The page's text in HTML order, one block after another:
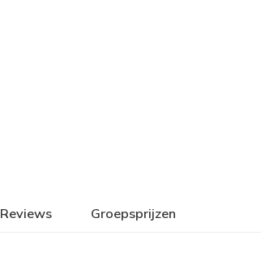
Reviews Groepsprijzen